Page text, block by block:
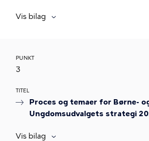
Vis bilag
PUNKT
3
TITEL
Proces og temaer for Børne-
Ungdomsudvalgets strategi
Vis bilag